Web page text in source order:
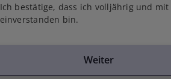
Ich bestätige, dass ich volljährig und mit
einverstanden bin.
Weiter